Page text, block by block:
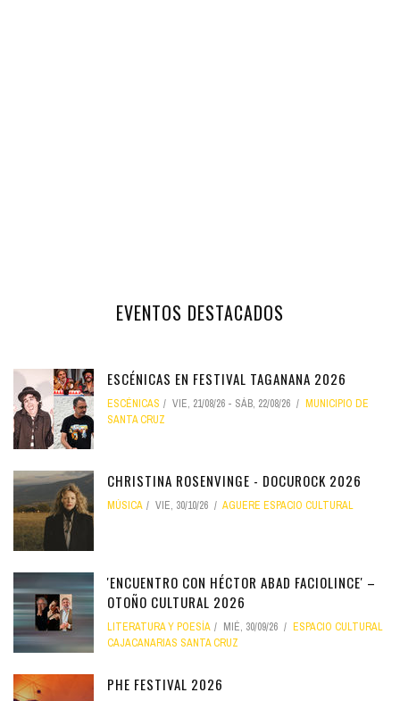
EVENTOS DESTACADOS
ESCÉNICAS EN FESTIVAL TAGANANA 2026
ESCÉNICAS VIE, 21/08/26 - SÁB, 22/08/26
MUNICIPIO DE
SANTA CRUZ
CHRISTINA ROSENVINGE - DOCUROCK 2026
MÚSICA VIE, 30/10/26 AGUERE ESPACIO CULTURAL
'ENCUENTRO CON HÉCTOR ABAD FACIOLINCE' –
OTOÑO CULTURAL 2026
LITERATURA Y POESÍA MIÉ, 30/09/26
ESPACIO CULTURAL
CAJACANARIAS SANTA CRUZ
PHE FESTIVAL 2026